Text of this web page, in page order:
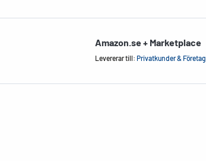
Amazon.se + Marketplace
Levererar till: Privatkunder & Företag